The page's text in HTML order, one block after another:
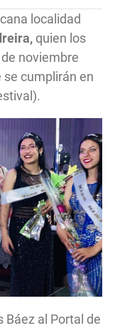
localidad
quien los
noviembre
cumplirán en
Báez al Portal de